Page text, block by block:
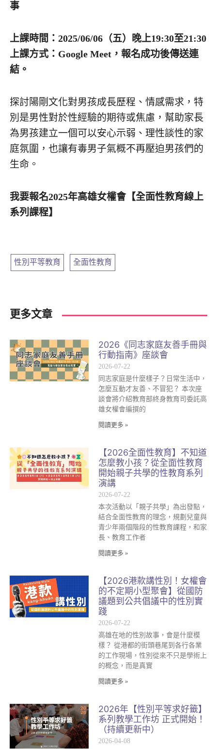
事
上課時間：2025/06/06（五）晚上19:30至21:30
上課方式：Google Meet，報名成功後傳送連
結。
探討陽剛文化對男孩成長歷程、情感需求，特
別是男性對於性經驗的期待或焦慮，幫助家長
為男孩建立一個可以安心示弱、理性談性的家
庭氛圍，也讓有毒男子氣概不再壓迫男孩們的
生命。
我要報名2025年高雄女權會【全面性教育線上
系列課程】
性別平等教育 全面性教育
更多文章
2026《同志家庭友善手冊與
行動指南》座談會
2026-07-22
同志家庭是什麼樣子？日常生活中，
怎麼互動才友善、不冒犯？ 本次座
談會將介紹教育部終身教育司委託高
雄女權會編撰的
閱讀更多 »
【2026全面性教育】不知道
怎麼教小孩？從全面性教育
開始親子共學的性教育系列
演講
2026-07-22
本次活動以「親子共學」為出發點，
結合全面性教育的理念，規劃兒童與
青少年兩個階段的性教育課程，和家
長、教育工作者
閱讀更多 »
【2026港款講性別！女權會
的不定期小型聚會】從國防
議題到公共倡議中的性別實
踐
2026-07-22
高雄在地的性別故事，會是什麼模
樣？ 從港都的街頭巷尾到各行各業
的工作現場，性別從來不只是學術上
的概念，而是真實
閱讀更多 »
2026年【性別平等求好籤】
系列教學工作坊 正式開始！
（持續更新中）
2026-04-08